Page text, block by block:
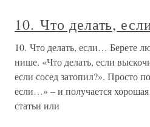
10. Что делать,
10. Что делать, если… Берете
нише. «Что делать, если
если сосед затопил?». Просто
если…» – и получается
статьи или